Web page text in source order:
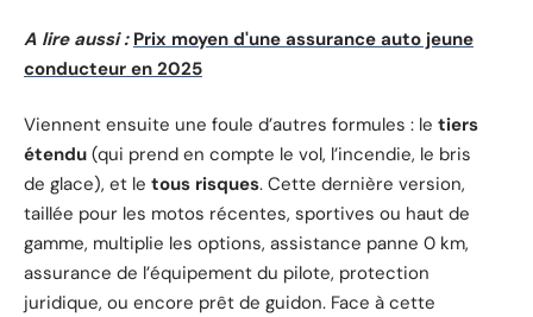
A lire aussi : Prix moyen d'une assurance auto jeune
conducteur en 2025
Viennent ensuite une foule d’autres formules : le tiers
étendu (qui prend en compte le vol, l’incendie, le bris
de glace), et le tous risques. Cette dernière version,
taillée pour les motos récentes, sportives ou haut de
gamme, multiplie les options, assistance panne 0 km,
assurance de l’équipement du pilote, protection
juridique, ou encore prêt de guidon. Face à cette